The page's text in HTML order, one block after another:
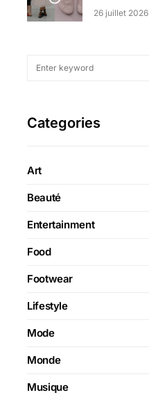
26 juillet 2026
Categories
Art
Beauté
Entertainment
Food
Footwear
Lifestyle
Mode
Monde
Musique